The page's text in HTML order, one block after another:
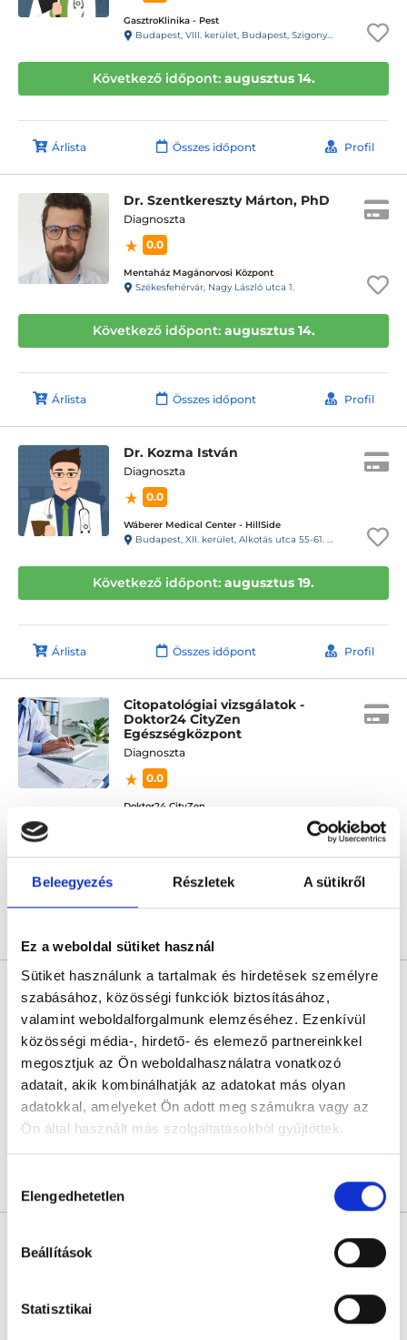
Beleegyezés Részletek A sütikről
Ez a weboldal sütiket használ
Sütiket használunk a tartalmak és hirdetések személyre
szabásához, közösségi funkciók biztosításához,
valamint weboldalforgalmunk elemzéséhez. Ezenkívül
közösségi média-, hirdető- és elemező partnereinkkel
megosztjuk az Ön weboldalhasználatra vonatkozó
adatait, akik kombinálhatják az adatokat más olyan
adatokkal, amelyeket Ön adott meg számukra vagy az
Ön által használt más szolgáltatásokból gyűjtöttek.
szabályzat:https://foglaljorvost.hu/info/foglaljorvost-
kiválasztása
Elengedhetetlen
Beállítások
Statisztikai
GasztroKlinika - Pest
Budapest, VIII. kerület, Budapest, Szigony u. 26-32
Következő időpont: augusztus 14.
Árlista Összes időpont Profil
Dr. Szentkereszty Márton, PhD
Diagnoszta
0.0
Mentaház Magánorvosi Központ
Székesfehérvár, Nagy László utca 1.
Következő időpont: augusztus 14.
Árlista Összes időpont Profil
Dr. Kozma István
Diagnoszta
0.0
Wáberer Medical Center - HillSide
Budapest, XII. kerület, Alkotás utca 55-61. Hillside
Következő időpont: augusztus 19.
Árlista Összes időpont Profil
Citopatológiai vizsgálatok -
Doktor24 CityZen
Egészségközpont
Diagnoszta
0.0
Doktor24 CityZen
Budapest, XIII. kerület, Váci út 37. 1. emelet
Dr. Gurvitz Yair
Diagnoszta
5.0
Dr. Gurvitz Yair Mammográfiás Magánrendelése
Következő időpont:augusztus 25.
Profil